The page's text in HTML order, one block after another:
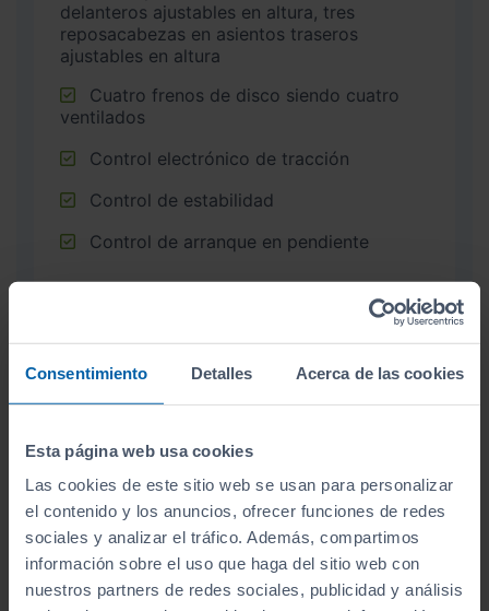
Consentimiento Detalles Acerca de las cookies
Esta página web usa cookies
Las cookies de este sitio web se usan para personalizar
el contenido y los anuncios, ofrecer funciones de redes
sociales y analizar el tráfico. Además, compartimos
información sobre el uso que haga del sitio web con
nuestros partners de redes sociales, publicidad y análisis
delanteros ajustables en altura, tres
reposacabezas en asientos traseros
ajustables en altura
ventilados
Control electrónico de tracción
Control de estabilidad
Control de arranque en pendiente
CONFORT
INTERIOR